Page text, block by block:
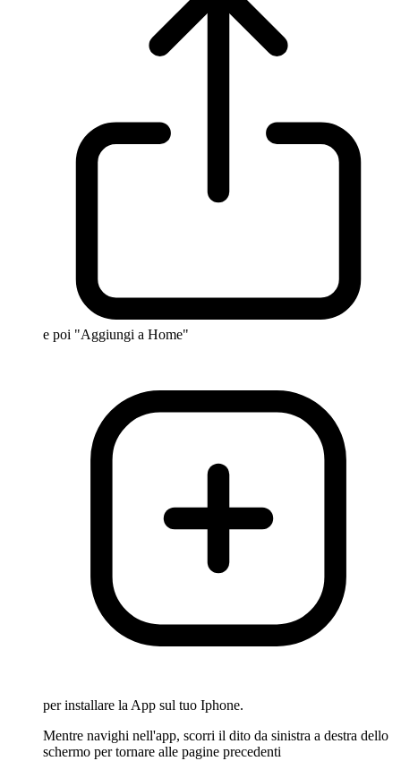
e poi "Aggiungi a Home"
per installare la App sul tuo Iphone.
Mentre navighi nell'app, scorri il dito da sinistra a destra dello
schermo per tornare alle pagine precedenti